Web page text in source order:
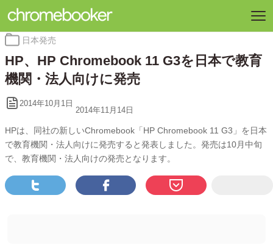
カ
ゴ
リ
ー:
日本発売
HP、HP Chromebook 11 G3を日本で教育
機関・法人向けに発売
2014年10月1日
2014年11月14日
HPは、同社の新しいChromebook「HP Chromebook 11 G3」を日本
で教育機関・法人向けに発売すると発表しました。発売は10月中旬
で、教育機関・法人向けの発売となります。